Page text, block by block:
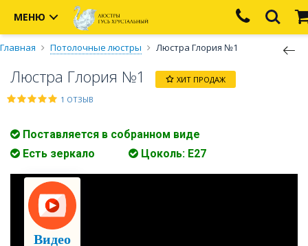
МЕНЮ
Главная Потолочные люстры Люстра Глория №1
Люстра Глория №1
ХИТ ПРОДАЖ
1 ОТЗЫВ
Поставляется в собранном виде
Есть зеркало
Цоколь: Е27
Видео